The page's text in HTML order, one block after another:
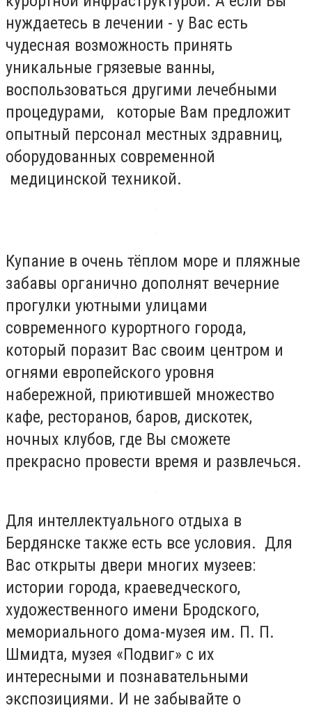
нуждаетесь в лечении - у Вас есть
чудесная возможность принять
уникальные грязевые ванны,
воспользоваться другими лечебными
процедурами, которые Вам предложит
опытный персонал местных здравниц,
оборудованных современной
медицинской техникой.
Купание в очень тёплом море и пляжные
забавы органично дополнят вечерние
прогулки уютными улицами
современного курортного города,
который поразит Вас своим центром и
огнями европейского уровня
набережной, приютившей множество
кафе, ресторанов, баров, дискотек,
ночных клубов, где Вы сможете
прекрасно провести время и развлечься.
Для интеллектуального отдыха в
Бердянске также есть все условия. Для
Вас открыты двери многих музеев:
истории города, краеведческого,
художественного имени Бродского,
мемориального дома-музея им. П. П.
Шмидта, музея «Подвиг» с их
интересными и познавательными
экспозициями. И не забывайте о